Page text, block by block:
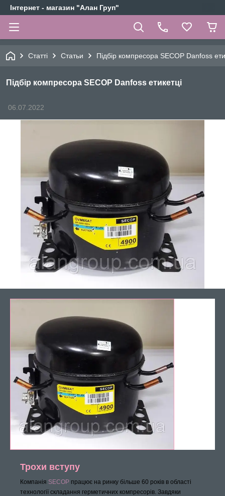
Інтернет - магазин "Алан Груп"
Статті Статьи Підбір компресора SECOP Danfoss
Підбір компресора SECOP Danfoss етикетці
06.07.2022
Трохи вступу
Компанія SECOP працює на ринку більше 60 років в області
технології складання герметичних компресорів. Завдяки